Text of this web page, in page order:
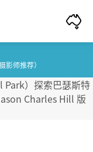
师推荐）